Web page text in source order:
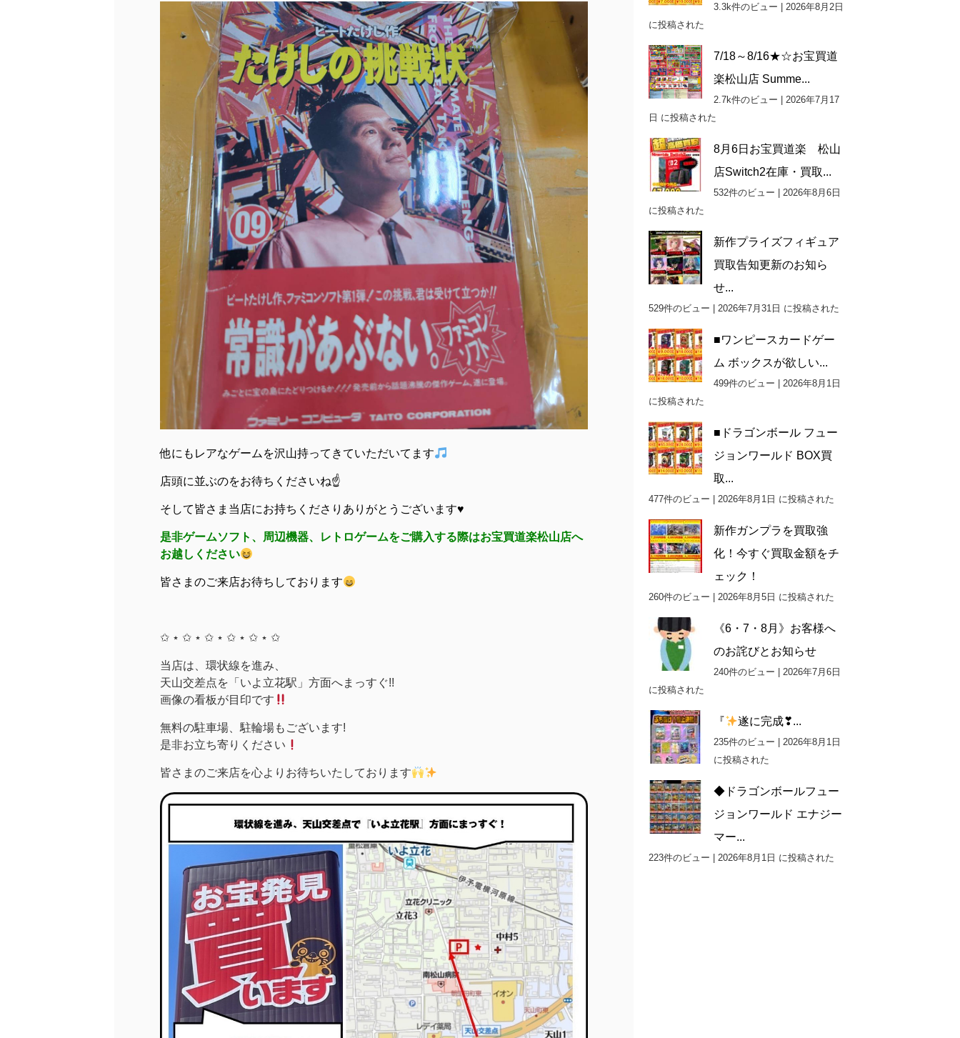
他にもレアなゲームを沢山持ってきていただいてます
店頭に並ぶのをお待ちくださいね☝️
そして皆さま当店にお持ちくださりありがとうございます♥️
是非ゲームソフト、周辺機器、レトロゲームをご購入する際はお宝買道楽松山店へ
お越しください
皆さまのご来店お待ちしております
✩ ⋆ ✩ ⋆ ✩ ⋆ ✩ ⋆ ✩ ⋆ ✩
当店は、環状線を進み、
天山交差点を「いよ立花駅」方面へまっすぐ!!
画像の看板が目印です
無料の駐車場、駐輪場もございます!
是非お立ち寄りください
皆さまのご来店を心よりお待ちいたしております
3.3k件のビュー
2026年8月2日
に投稿された
7/18～8/16★☆お宝買道
楽松山店 Summe...
2.7k件のビュー
2026年7月17
日 に投稿された
8月6日お宝買道楽 松山
店Switch2在庫・買取...
532件のビュー
2026年8月6日
に投稿された
新作プライズフィギュア
買取告知更新のお知ら
せ...
529件のビュー 2026年7月31日 に投稿された
■ワンピースカードゲー
ム ボックスが欲しい...
499件のビュー
2026年8月1日
に投稿された
■ドラゴンボール フュー
ジョンワールド BOX買
取...
477件のビュー 2026年8月1日 に投稿された
新作ガンプラを買取強
化！今すぐ買取金額をチ
ェック！
260件のビュー 2026年8月5日 に投稿された
《6・7・8月》お客様へ
のお詫びとお知らせ
240件のビュー
2026年7月6日
に投稿された
『 遂に完成❣...
235件のビュー
2026年8月1日
に投稿された
◆ドラゴンボールフュー
ジョンワールド エナジー
マー...
223件のビュー 2026年8月1日 に投稿された